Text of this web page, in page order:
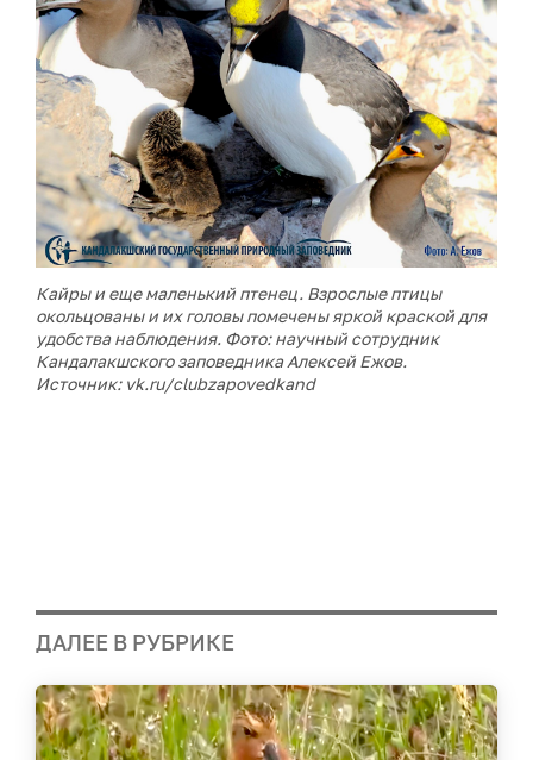
Кайры и еще маленький птенец. Взрослые птицы
окольцованы и их головы помечены яркой краской для
удобства наблюдения. Фото: научный сотрудник
Кандалакшского заповедника Алексей Ежов.
Источник: vk.ru/clubzapovedkand
ДАЛЕЕ В РУБРИКЕ